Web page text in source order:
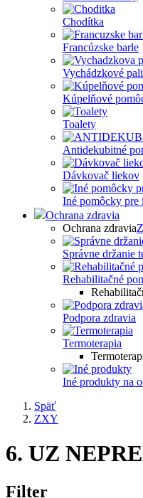
Chodítka
Francúzske barle
Vychádzkové
Kúpelňové
Toalety
Antidekubitné
Dávkovač liekov
Iné pomôcky pre
Ochrana zdravia
Ochrana zdravia
Správne držanie
Rehabilitačné
Podpora zdravia
Termoterapia
Iné produkty na
Späť
ZXY
6. UZ
Filter